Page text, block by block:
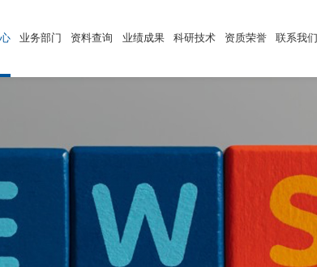
业务部门 资料查询 业绩成果 科研技术 资质荣誉 联系我们